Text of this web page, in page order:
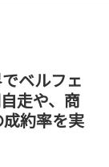
ベルフェ
走や、商
約率を実